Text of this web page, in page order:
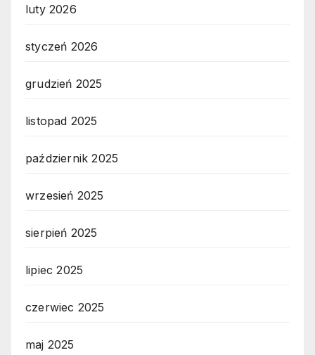
luty 2026
styczeń 2026
grudzień 2025
listopad 2025
październik 2025
wrzesień 2025
sierpień 2025
lipiec 2025
czerwiec 2025
maj 2025